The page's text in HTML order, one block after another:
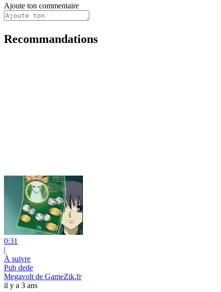
Ajoute ton commentaire
Recommandations
0:31
|
À suivre
Pub dede
Megavolt de GameZik.fr
il y a 3 ans